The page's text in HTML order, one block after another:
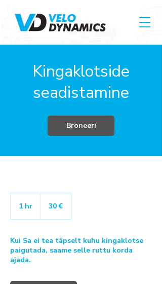
Kingaklotside
seadistamine
Broneeri
1 hr 30 €
Kui Sa ei tea täpselt kuhu kingaklotse
paigutada, saame selle ruttu korda
ajada.